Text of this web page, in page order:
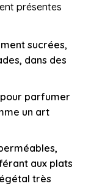
présentes
sucrées,
dans des
parfumer
un art
aux plats
très